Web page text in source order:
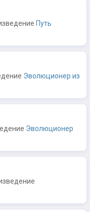
Путь
Эволюционер из
Эволюционер